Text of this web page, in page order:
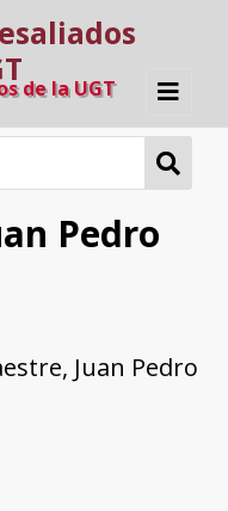
de la UGT
Pedro
Juan Pedro